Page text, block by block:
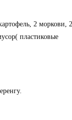
2 моркови, 2
пластиковые